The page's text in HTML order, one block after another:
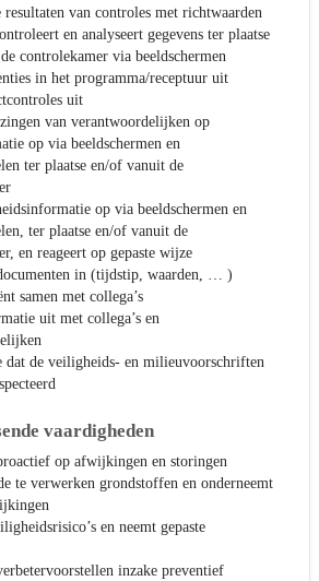
van controles met richtwaarden
en analyseert gegevens ter plaatse
controlekamer via beeldschermen
in het programma/receptuur uit
uit
van verantwoordelijken op
op via beeldschermen en
ter plaatse en/of vanuit de
op via beeldschermen en
ter plaatse en/of vanuit de
en reageert op gepaste wijze
in (tijdstip, waarden, … )
samen met collega’s
uit met collega’s en
dat de veiligheids- en milieuvoorschriften
vaardigheden
op afwijkingen en storingen
te verwerken grondstoffen en onderneemt
en neemt gepaste
inzake preventief